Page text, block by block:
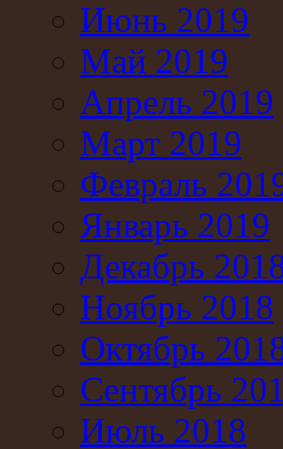
Июнь 2019
Май 2019
Апрель 2019
Март 2019
Февраль
Январь 2019
Декабрь
Ноябрь 2018
Октябрь
Сентябрь
Июль 2018